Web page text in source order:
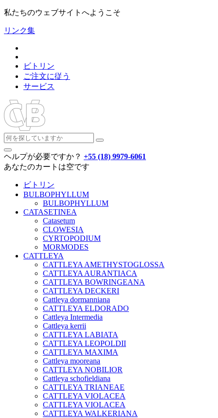
私たちのウェブサイトへようこそ
リンク集
ビトリン
ご注文に従う
サービス
ヘルプが必要ですか？ +55 (18) 9979-6061
あなたのカートは空です
ビトリン
BULBOPHYLLUM
BULBOPHYLLUM
CATASETINEA
Catasetum
CLOWESIA
CYRTOPODIUM
MORMODES
CATTLEYA
CATTLEYA AMETHYSTOGLOSSA
CATTLEYA AURANTIACA
CATTLEYA BOWRINGEANA
CATTLEYA DECKERI
Cattleya dormanniana
CATTLEYA ELDORADO
Cattleya Intermedia
Cattleya kerrii
CATTLEYA LABIATA
CATTLEYA LEOPOLDII
CATTLEYA MAXIMA
Cattleya mooreana
CATTLEYA NOBILIOR
Cattleya schofieldiana
CATTLEYA TRIANEAE
CATTLEYA VIOLACEA
CATTLEYA VIOLACEA
CATTLEYA WALKERIANA